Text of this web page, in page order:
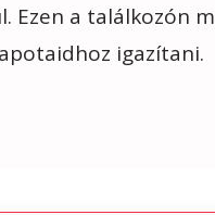
Ezen a találkozón
igazítani.